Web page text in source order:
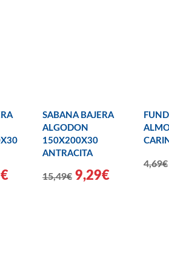
SABANA BAJERA
ALGODON
150X200X30
ANTRACITA
15,49€ 9,29€
4,69€